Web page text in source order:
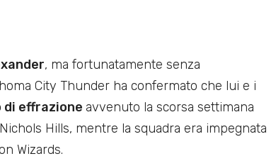
, ma fortunatamente senza
City Thunder ha confermato che lui e i
effrazione avvenuto la scorsa settimana
Hills, mentre la squadra era impegnata
Wizards.